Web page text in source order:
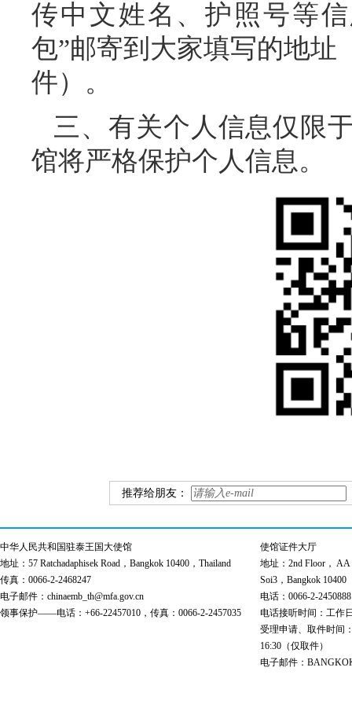
传中文姓名、护照号等
包”邮寄到大家填写的地址
件）。
三、有关个人信息仅限
馆将严格保护个人信息。
推荐给朋友：
中华人民共和国驻泰王国大使馆
地址：57 Ratchadaphisek Road，Bangkok 10400，Thailand
传真：0066-2-2468247
电子邮件：chinaemb_th@mfa.gov.cn
领事保护——电话：+66-22457010，传真：0066-2-2457035
使馆证件大厅
地址：2nd Floor， AA
Soi3，Bangkok 10400
电话：0066-2-
电话接听时间：工作
受理申请、取件时间
16:30（仅取件）
电子邮件：